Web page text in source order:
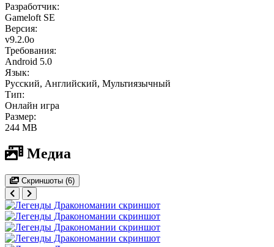
Разработчик:
Gameloft SE
Версия:
v9.2.0o
Требования:
Android 5.0
Язык:
Русский, Английский, Мультиязычный
Тип:
Онлайн игра
Размер:
244 MB
Медиа
Скриншоты (6)